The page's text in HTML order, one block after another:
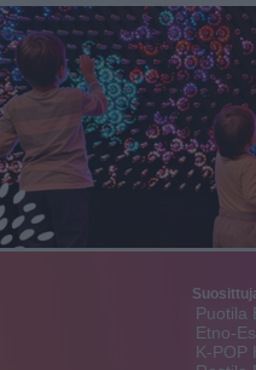
Puotila
Etno-
K-POP